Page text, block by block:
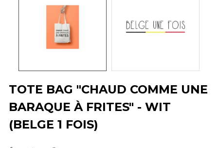
TOTE BAG "CHAUD COMME UNE
BARAQUE À FRITES" - WIT
(BELGE 1 FOIS)